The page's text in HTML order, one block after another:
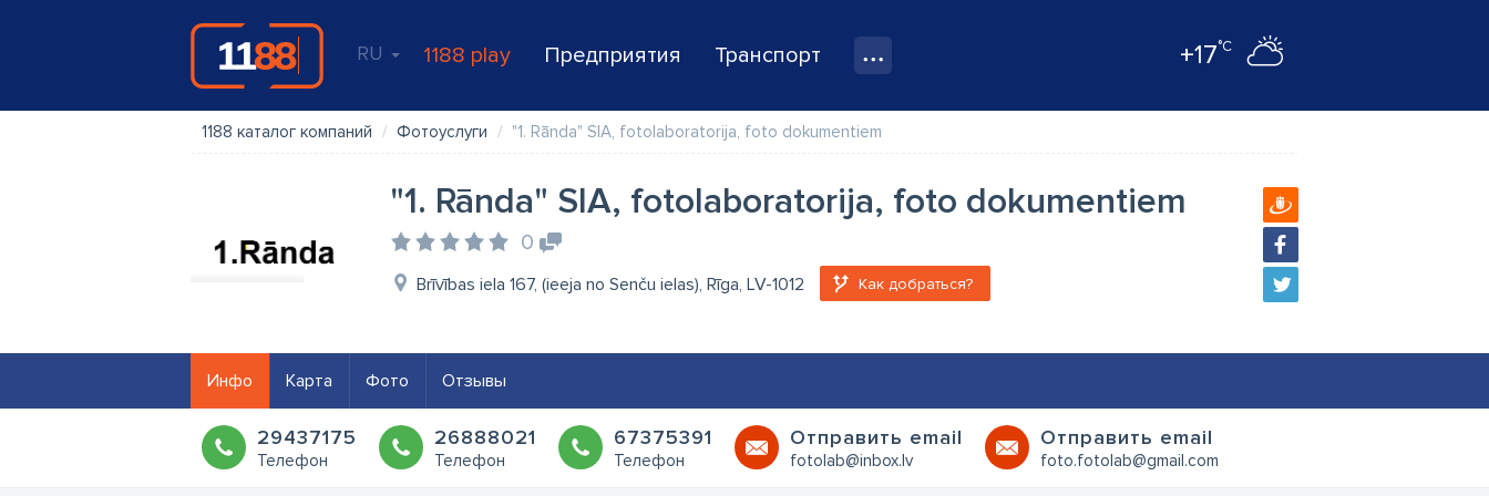
RU 1188 play Предприятия Транспорт +17°C
1188 каталог компаний Фотоуслуги "1. Rānda" SIA, fotolaboratorija, foto dokumentiem
"1. Rānda" SIA, fotolaboratorija, foto dokumentiem
0
Brīvības iela 167, (ieeja no Senču ielas), Rīga, LV-1012 Как добраться?
Инфо Карта Фото Отзывы
29437175
Телефон
26888021
Телефон
67375391
Телефон
Oтправить email
fotolab@inbox.lv
Oтправить email
foto.fotolab@gmail.com